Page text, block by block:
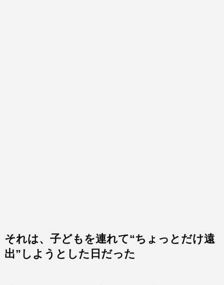
それは、子どもを連れて“ちょっとだけ遠
出”しようとした日だった